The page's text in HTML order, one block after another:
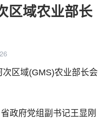
区域农业部长
区域(GMS)农业部长会
政府党组副书记王显刚